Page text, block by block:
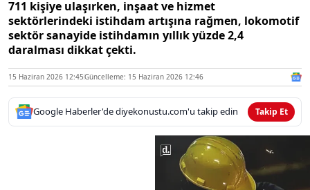
711 kişiye ulaşırken, inşaat ve hizmet
sektörlerindeki istihdam artışına rağmen, lokomotif
sektör sanayide istihdamın yıllık yüzde 2,4
daralması dikkat çekti.
15 Haziran 2026 12:45Güncelleme: 15 Haziran 2026 12:46
Google Haberler'de diyekonustu.com'u takip edin Takip Et